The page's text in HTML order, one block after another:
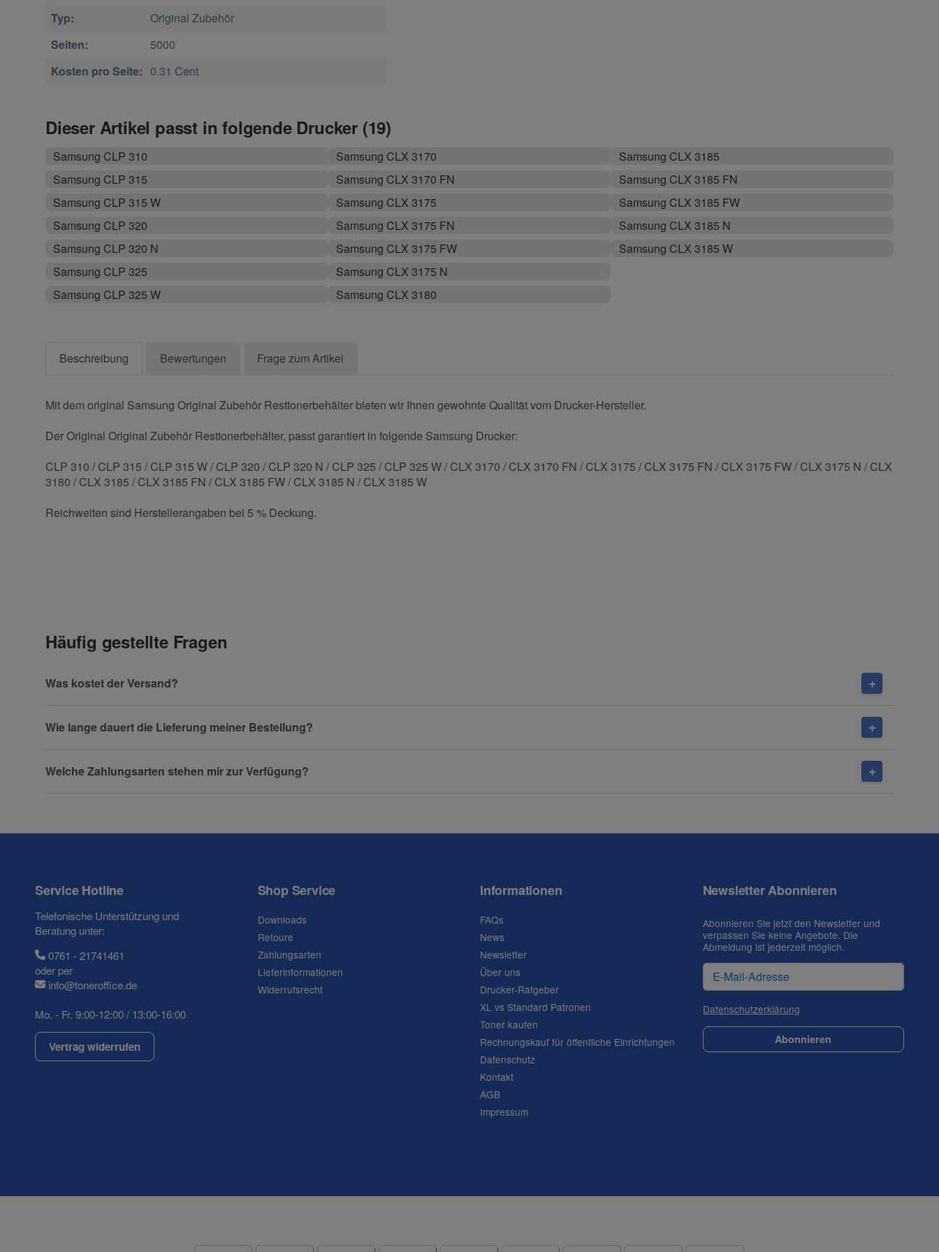
Typ:
Original Zubehör
Seiten:
5000
Kosten pro Seite: 0.31 Cent
Dieser Artikel passt in folgende Drucker (19)
Samsung CLP 310
Samsung CLP 315
Samsung CLP 315 W
Samsung CLP 320
Samsung CLP 320 N
Samsung CLP 325
Samsung CLP 325 W
Samsung CLX 3170
Samsung CLX 3170 FN
Samsung CLX 3175
Samsung CLX 3175 FN
Samsung CLX 3175 FW
Samsung CLX 3175 N
Samsung CLX 3180
Samsung CLX 3185
Samsung CLX 3185 FN
Samsung CLX 3185 FW
Samsung CLX 3185 N
Samsung CLX 3185 W
Beschreibung Bewertungen Frage zum Artikel
Mit dem original Samsung Original Zubehör Resttonerbehälter bieten wir Ihnen gewohnte Qualität vom Drucker-Hersteller.
Der Original Original Zubehör Resttonerbehälter, passt garantiert in folgende Samsung Drucker:
CLP 310 / CLP 315 / CLP 315 W / CLP 320 / CLP 320 N / CLP 325 / CLP 325 W / CLX 3170 / CLX 3170 FN / CLX 3175 / CLX 3175 FN / CLX 3175 FW / CLX 3175 N / CLX
3180 / CLX 3185 / CLX 3185 FN / CLX 3185 FW / CLX 3185 N / CLX 3185 W
Reichweiten sind Herstellerangaben bei 5 % Deckung.
Fax
Frage zum Artikel
Ihre Frage
Häufig gestellte Fragen
Was kostet der Versand?
Wie lange dauert die Lieferung meiner Bestellung?
Welche Zahlungsarten stehen mir zur Verfügung?
Service Hotline
Telefonische Unterstützung und
Beratung unter:
0761 - 21741461
oder per
info@toneroffice.de
Mo. - Fr. 9:00-12:00 / 13:00-16:00
Vertrag widerrufen
Shop Service
Downloads
Retoure
Zahlungsarten
Lieferinformationen
Widerrufsrecht
Informationen
FAQs
News
Newsletter
Über uns
Drucker-Ratgeber
XL vs Standard Patronen
Toner kaufen
Rechnungskauf für öffentliche Einrichtungen
Datenschutz
Kontakt
AGB
Impressum
Newsletter Abonnieren
Abonnieren Sie jetzt den Newsletter und
verpassen Sie keine Angebote. Die
Abmeldung ist jederzeit möglich.
Datenschutzerklärung
Abonnieren